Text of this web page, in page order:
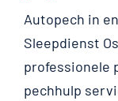
Autopech in
Sleepdienst
professionele
pechhulp